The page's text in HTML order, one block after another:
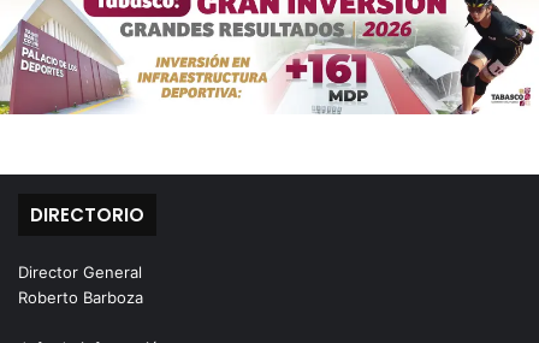
DIRECTORIO
Director General
Roberto Barboza